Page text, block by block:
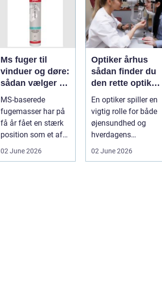
Ms fuger til
vinduer og døre:
sådan vælger og
bruger du dem
rigtigt
MS-baserede
fugemasser har på
få år fået en stærk
position som et af
02 June 2026
Optiker århus
sådan finder du
den rette optiker
i byen
En optiker spiller en
vigtig rolle for både
øjensundhed og
hverdagens
02 June 2026